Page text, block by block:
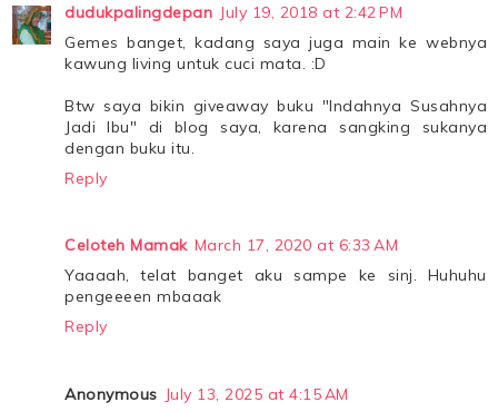
dudukpalingdepan July 19, 2018 at 2:42 PM
Gemes banget, kadang saya juga main ke webnya
kawung living untuk cuci mata. :D
Btw saya bikin giveaway buku "Indahnya Susahnya
Jadi Ibu" di blog saya, karena sangking sukanya
dengan buku itu.
Reply
Celoteh Mamak March 17, 2020 at 6:33 AM
Yaaaah, telat banget aku sampe ke sinj. Huhuhu
pengeeeen mbaaak
Reply
Anonymous July 13, 2025 at 4:15 AM